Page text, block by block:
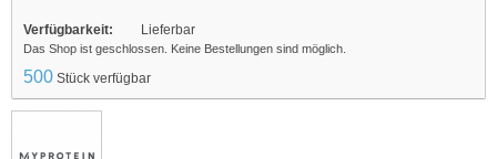
Verfügbarkeit: Lieferbar
Das Shop ist geschlossen. Keine Bestellungen sind möglich.
500 Stück verfügbar